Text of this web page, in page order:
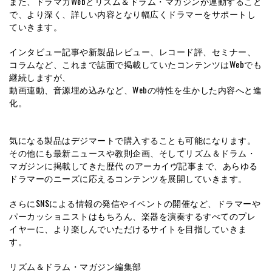
で、より深く、詳しい内容となり幅広くドラマーをサポートし
ていきます。
インタビュー記事や新製品レビュー、レコード評、セミナー、
コラムなど、これまで誌⾯で掲載していたコンテンツはWebでも
継続しますが、
動画連動、⾳源埋め込みなど、Webの特性を⽣かした内容へと進
化。
気になる製品はデジマートで購⼊することも可能になります。
その他にも最新ニュースや教則企画、そしてリズム＆ドラム・
マガジンに掲載してきた歴代 のアーカイヴ記事まで、あらゆる
ドラマーのニーズに応えるコンテンツを展開していきます。
さらにSNSによる情報の発信やイベントの開催など、ドラマーや
パーカッショニストはもちろん、楽器を演奏するすべてのプレ
イヤーに、より楽しんでいただけるサイトを⽬指していきま
す。
リズム＆ドラム・マガジン編集部